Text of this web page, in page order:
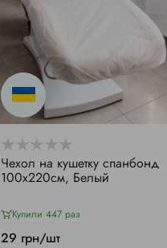
Чехол на кушетку спанбонд
100х220см, Белый
Купили 447 раз
29 грн/шт